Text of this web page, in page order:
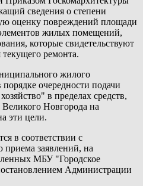
сведения о степени
оценку повреждений площади
жилых помещений,
которые свидетельствуют
ремонта.
жилого
очередности подачи
в пределах средств,
Новгорода на
эти цели.
в соответствии с
приема заявлений, на
МБУ "Городское
Администрации